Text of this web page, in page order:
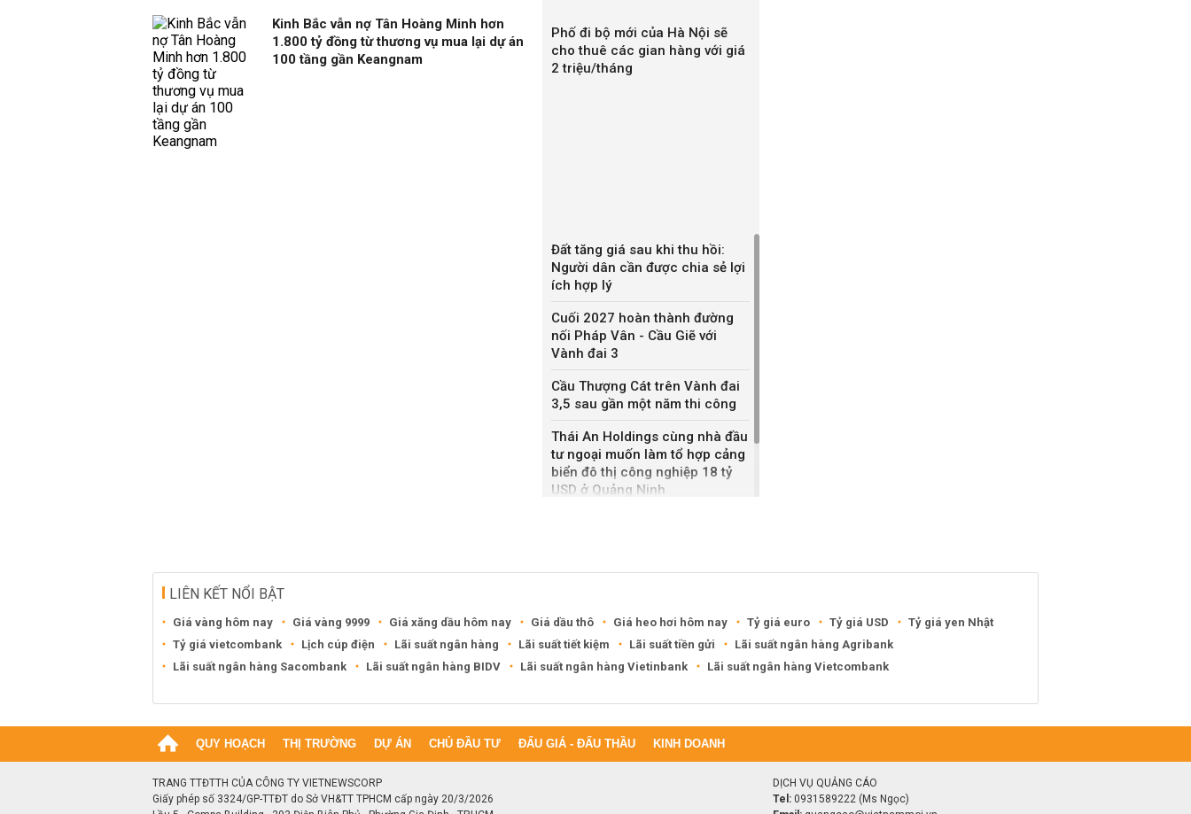
Kinh Bắc vẫn nợ Tân Hoàng Minh hơn
1.800 tỷ đồng từ thương vụ mua lại dự án
100 tầng gần Keangnam
Phố đi bộ mới của Hà Nội sẽ
cho thuê các gian hàng với giá
2 triệu/tháng
Đất tăng giá sau khi thu hồi:
Người dân cần được chia sẻ lợi
ích hợp lý
Cuối 2027 hoàn thành đường
nối Pháp Vân - Cầu Giẽ với
Vành đai 3
Cầu Thượng Cát trên Vành đai
3,5 sau gần một năm thi công
Thái An Holdings cùng nhà đầu
tư ngoại muốn làm tổ hợp cảng
biển đô thị công nghiệp 18 tỷ
USD ở Quảng Ninh
LIÊN KẾT NỔI BẬT
Giá vàng hôm nay Giá vàng 9999 Giá xăng dầu hôm nay Giá dầu thô Giá heo hơi hôm nay Tỷ giá euro Tỷ giá USD
Tỷ giá yen Nhật
Tỷ giá vietcombank
Lịch cúp điện Lãi suất ngân hàng Lãi suất tiết kiệm Lãi suất tiền gửi
Lãi suất ngân hàng Agribank
Lãi suất ngân hàng Sacombank
Lãi suất ngân hàng BIDV Lãi suất ngân hàng Vietinbank Lãi suất ngân hàng Vietcombank
QUY HOẠCH THỊ TRƯỜNG DỰ ÁN CHỦ ĐẦU TƯ ĐẤU GIÁ - ĐẤU THẦU KINH DOANH
TRANG TTĐTTH CỦA CÔNG TY VIETNEWSCORP
Giấy phép số 3324/GP-TTĐT do Sở VH&TT TPHCM cấp ngày 20/3/2026
DỊCH VỤ QUẢNG CÁO
Tel: 0931589222 (Ms Ngọc)